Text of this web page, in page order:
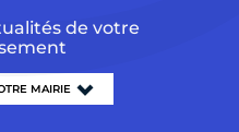
de votre